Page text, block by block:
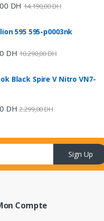
DH 14.190,00DH
595 595-p0003nk
DH 10.290,00DH
Black Spire V Nitro VN7-
DH 2.299,00DH
Sign Up
Compte